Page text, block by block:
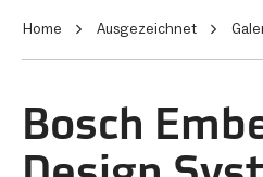
Home Ausgezeichnet
Bosch